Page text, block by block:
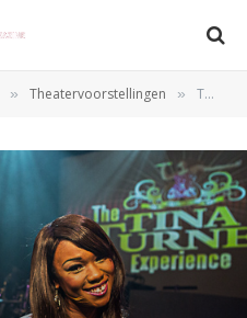
» Theatervoorstellingen » The Tina Turner Experience in Berlijn en in Gelredome Arnhem